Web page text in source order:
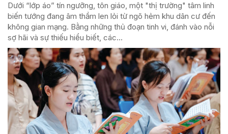
Dưới “lớp áo” tín ngưỡng, tôn giáo, một "thị trường" tâm linh
biến tướng đang âm thầm len lỏi từ ngõ hẻm khu dân cư đến
không gian mạng. Bằng những thủ đoạn tinh vi, đánh vào nỗi
sợ hãi và sự thiếu hiểu biết, các...